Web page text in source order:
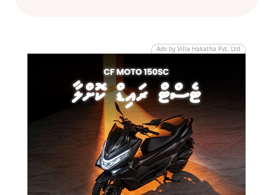
Adv by Villa Hakatha Pvt. Ltd